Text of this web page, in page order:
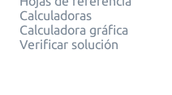
Calculadoras
Calculadora gráfica
Verificar solución